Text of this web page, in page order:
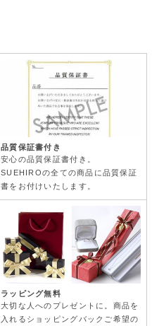
品質保証書付き
安心の品質保証書付き。
SUEHIROの全ての商品に品質保証
書をお付けいたします。
ラッピング無料
大切な人へのプレゼントに。商品を
入れるショッピングバックご希望の